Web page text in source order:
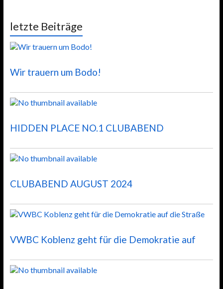
letzte Beiträge
Wir trauern um Bodo!
HIDDEN PLACE NO.1 CLUBABEND
CLUBABEND AUGUST 2024
VWBC Koblenz geht für die Demokratie auf